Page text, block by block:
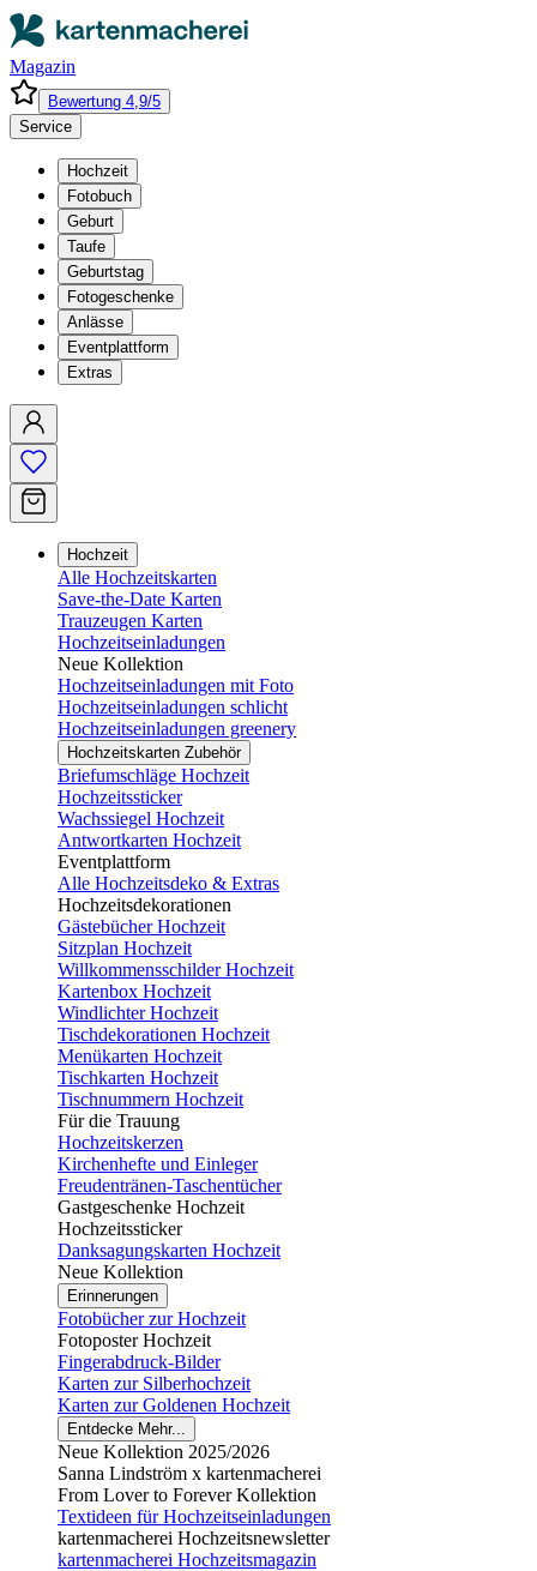
Magazin
Bewertung 4,9/5
Service
Hochzeit
Fotobuch
Geburt
Taufe
Geburtstag
Fotogeschenke
Anlässe
Eventplattform
Extras
Hochzeit
Alle Hochzeitskarten
Save-the-Date Karten
Trauzeugen Karten
Hochzeitseinladungen
Neue Kollektion
Hochzeitseinladungen mit Foto
Hochzeitseinladungen schlicht
Hochzeitseinladungen greenery
Hochzeitskarten Zubehör
Briefumschläge Hochzeit
Hochzeitssticker
Wachssiegel Hochzeit
Antwortkarten Hochzeit
Eventplattform
Alle Hochzeitsdeko & Extras
Hochzeitsdekorationen
Gästebücher Hochzeit
Sitzplan Hochzeit
Willkommensschilder Hochzeit
Kartenbox Hochzeit
Windlichter Hochzeit
Tischdekorationen Hochzeit
Menükarten Hochzeit
Tischkarten Hochzeit
Tischnummern Hochzeit
Für die Trauung
Hochzeitskerzen
Kirchenhefte und Einleger
Freudentränen-Taschentücher
Gastgeschenke Hochzeit
Hochzeitssticker
Danksagungskarten Hochzeit
Neue Kollektion
Erinnerungen
Fotobücher zur Hochzeit
Fotoposter Hochzeit
Fingerabdruck-Bilder
Karten zur Silberhochzeit
Karten zur Goldenen Hochzeit
Entdecke Mehr...
Neue Kollektion 2025/2026
Sanna Lindström x kartenmacherei
From Lover to Forever Kollektion
Textideen für Hochzeitseinladungen
kartenmacherei Hochzeitsnewsletter
kartenmacherei Hochzeitsmagazin